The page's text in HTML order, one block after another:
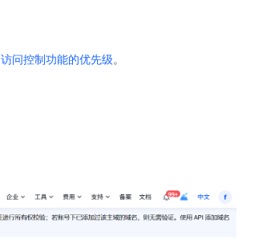
访问控制功能的优先级。